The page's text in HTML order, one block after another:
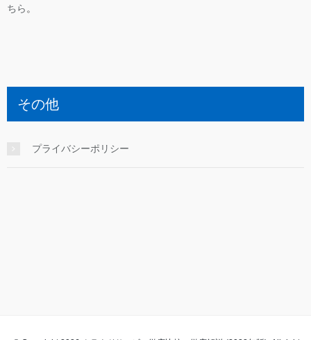
ちら。
その他
プライバシーポリシー